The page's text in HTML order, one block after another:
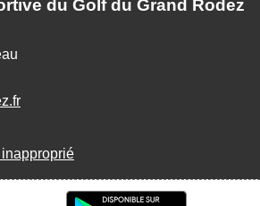
du Golf du Grand Rodez